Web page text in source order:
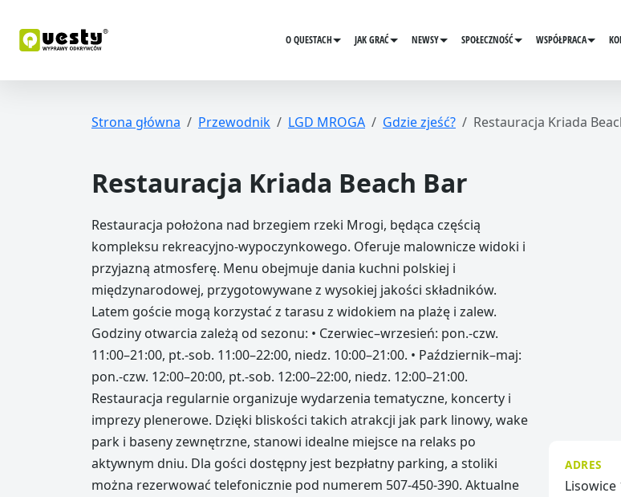
O QUESTACH JAK GRAĆ NEWSY SPOŁECZNOŚĆ WSPÓŁPRACA
Strona główna Przewodnik LGD MROGA Gdzie zjeść? Restauracja Kriada
Restauracja Kriada Beach Bar
Restauracja położona nad brzegiem rzeki Mrogi, będąca częścią
kompleksu rekreacyjno-wypoczynkowego. Oferuje malownicze widoki i
przyjazną atmosferę. Menu obejmuje dania kuchni polskiej i
międzynarodowej, przygotowywane z wysokiej jakości składników.
Latem goście mogą korzystać z tarasu z widokiem na plażę i zalew.
Godziny otwarcia zależą od sezonu: • Czerwiec–wrzesień: pon.-czw.
11:00–21:00, pt.-sob. 11:00–22:00, niedz. 10:00–21:00. • Październik–maj:
pon.-czw. 12:00–20:00, pt.-sob. 12:00–22:00, niedz. 12:00–21:00.
Restauracja regularnie organizuje wydarzenia tematyczne, koncerty i
imprezy plenerowe. Dzięki bliskości takich atrakcji jak park linowy, wake
park i baseny zewnętrzne, stanowi idealne miejsce na relaks po
aktywnym dniu. Dla gości dostępny jest bezpłatny parking, a stoliki
można rezerwować telefonicznie pod numerem 507-450-390. Aktualne
ADRES
Lisowice